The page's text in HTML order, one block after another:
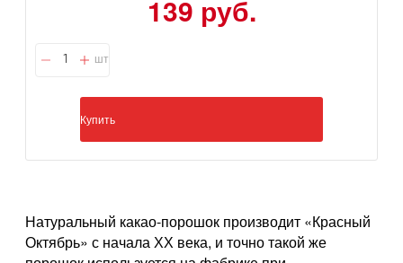
139 руб.
шт
Купить
Натуральный какао-порошок производит «Красный
Октябрь» с начала ХХ века, и точно такой же